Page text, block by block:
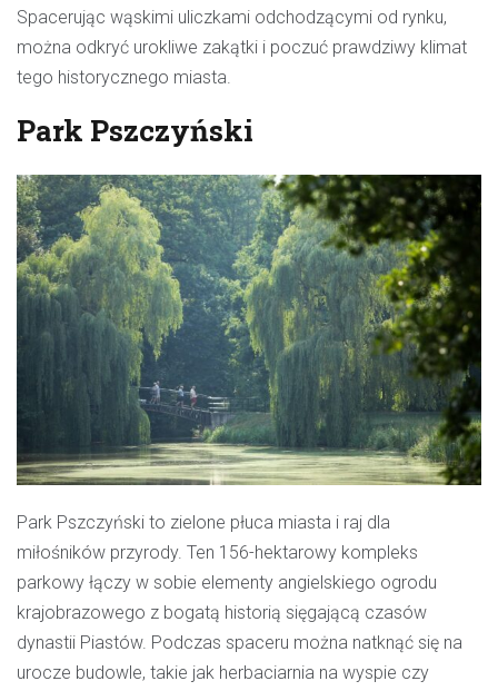
Spacerując wąskimi uliczkami odchodzącymi od rynku,
można odkryć urokliwe zakątki i poczuć prawdziwy klimat
tego historycznego miasta.
Park Pszczyński
Park Pszczyński to zielone płuca miasta i raj dla
miłośników przyrody. Ten 156-hektarowy kompleks
parkowy łączy w sobie elementy angielskiego ogrodu
krajobrazowego z bogatą historią sięgającą czasów
dynastii Piastów. Podczas spaceru można natknąć się na
urocze budowle, takie jak herbaciarnia na wyspie czy